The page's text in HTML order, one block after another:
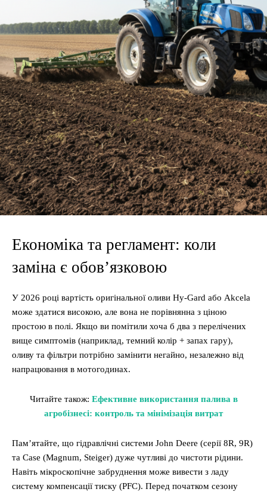
Економіка та регламент: коли
заміна є обов’язковою
У 2026 році вартість оригінальної оливи Hy-Gard або Akcela
може здатися високою, але вона не порівнянна з ціною
простою в полі. Якщо ви помітили хоча б два з перелічених
вище симптомів (наприклад, темний колір + запах гару),
оливу та фільтри потрібно замінити негайно, незалежно від
напрацювання в мотогодинах.
Читайте також: Ефективне використання палива в
агробізнесі: контроль та мінімізація витрат
Пам’ятайте, що гідравлічні системи John Deere (серії 8R, 9R)
та Case (Magnum, Steiger) дуже чутливі до чистоти рідини.
Навіть мікроскопічне забруднення може вивести з ладу
систему компенсації тиску (PFC). Перед початком сезону